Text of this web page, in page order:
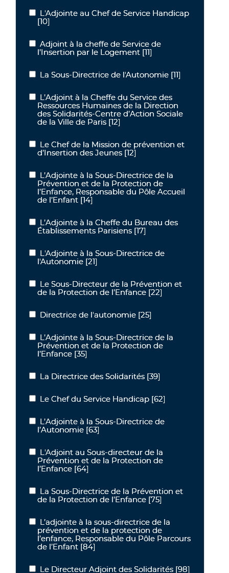
L'Adjointe au Chef de Service Handicap
L'Adjointe au Chef de Service Handicap
[10]
Adjoint à la cheffe de Service de l’Insertion par le Logement
Adjoint à la cheffe de Service de
l’Insertion par le Logement [11]
La Sous-Directrice de l'Autonomie
La Sous-Directrice de l'Autonomie [11]
L’Adjoint à la Cheffe du Service des Ressources Humaines de la
L’Adjoint à la Cheffe du Service des
Ressources Humaines de la Direction
des Solidarités-Centre d’Action Sociale
de la Ville de Paris [12]
Le Chef de la Mission de prévention et d’Insertion des Jeunes
Le Chef de la Mission de prévention et
d’Insertion des Jeunes [12]
L’Adjointe à la Sous-Directrice de la Prévention et de la Protection
L’Adjointe à la Sous-Directrice de la
Prévention et de la Protection de
l’Enfance, Responsable du Pôle Accueil
de l’Enfant [14]
L’Adjointe à la Cheffe du Bureau des Établissements Parisiens
L’Adjointe à la Cheffe du Bureau des
Établissements Parisiens [17]
L'Adjointe à la Sous-Directrice de l'Autonomie
L'Adjointe à la Sous-Directrice de
l'Autonomie [21]
Le Sous-Directeur de la Prévention et de la Protection de
Le Sous-Directeur de la Prévention et
de la Protection de l’Enfance [22]
Directrice de l'autonomie
Directrice de l'autonomie [25]
L’Adjointe à la Sous-Directrice de la Prévention et de la Protection
L’Adjointe à la Sous-Directrice de la
Prévention et de la Protection de
l’Enfance [35]
La Directrice des Solidarités
La Directrice des Solidarités [39]
Le Chef du Service Handicap
Le Chef du Service Handicap [62]
L’Adjointe à la Sous-Directrice de l’Autonomie
L’Adjointe à la Sous-Directrice de
l’Autonomie [63]
L'Adjoint au Sous-directeur de la Prévention et de la Protection de
L'Adjoint au Sous-directeur de la
Prévention et de la Protection de
l’Enfance [64]
La Sous-Directrice de la Prévention et de la Protection de
La Sous-Directrice de la Prévention et
de la Protection de l’Enfance [75]
L’adjointe à la sous-directrice de la prévention et de la protection
L’adjointe à la sous-directrice de la
prévention et de la protection de
l’enfance, Responsable du Pôle Parcours
de l’Enfant [84]
Le Directeur Adjoint des Solidarités
Le Directeur Adjoint des Solidarités [98]